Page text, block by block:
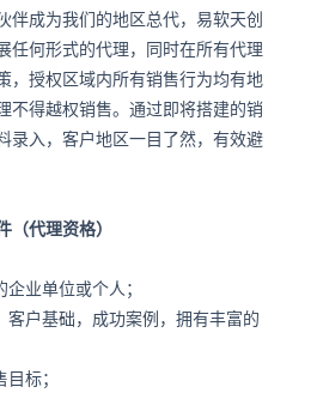
伴成为我们的地区总代，易软天创
任何形式的代理，同时在所有代理
，授权区域内所有销售行为均有地
不得越权销售。通过即将搭建的销
录入，客户地区一目了然，有效避
（代理资格）
业单位或个人；
客户基础，成功案例，拥有丰富的
标；